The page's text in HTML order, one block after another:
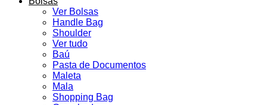
Ver Bolsas
Handle Bag
Shoulder
Ver tudo
Baú
Pasta de Documentos
Maleta
Mala
Shopping Bag